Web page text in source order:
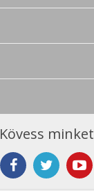
Kövess minket